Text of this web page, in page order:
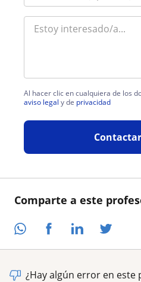
Comparte a este
Al hacer clic en cualquiera de los
aviso legal y de privacidad
¿Hay algún error en este